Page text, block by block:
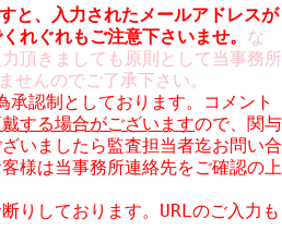
と、入力された メールアドレスが
れぐれもご注意下さいませ。 な
頂きましても原則として当事務所
んのでご了承下さい。
認制としております。コメント
する場合がございますので、関与
いましたら監査担当者迄お問い合
様は当事務所連絡先をご確認の上
りしております。URLのご入力も